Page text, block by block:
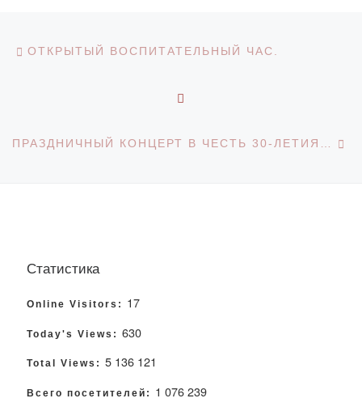
Навигация по записям
ОТКРЫТЫЙ ВОСПИТАТЕЛЬНЫЙ ЧАС.
Статистика
Online Visitors: 17
Today's Views: 630
Total Views: 5 136 121
Всего посетителей: 1 076 239